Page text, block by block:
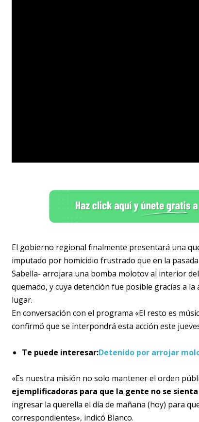
El gobierno regional finalmente presentará una
imputado por homicidio frustrado que en la
Sabella- arrojara una bomba molotov al interior
quemado, y cuya detención fue posible gracias a
lugar.
En conversación con el programa «El resto es
confirmó que se interpondrá esta acción este
Te puede interesar:Detenido por arrojar
«Es nuestra misión no solo mantener el orden
ejemplificadoras para que la gente no se
ingresar la querella el día de mañana (hoy) para
correspondientes», indicó Blanco.